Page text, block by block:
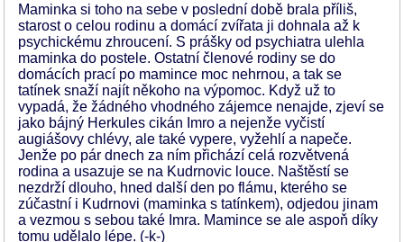
Maminka si toho na sebe v poslední době brala příliš,
starost o celou rodinu a domácí zvířata ji dohnala až k
psychickému zhroucení. S prášky od psychiatra ulehla
maminka do postele. Ostatní členové rodiny se do
domácích prací po mamince moc nehrnou, a tak se
tatínek snaží najít někoho na výpomoc. Když už to
vypadá, že žádného vhodného zájemce nenajde, zjeví se
jako bájný Herkules cikán Imro a nejenže vyčistí
augiášovy chlévy, ale také vypere, vyžehlí a napeče.
Jenže po pár dnech za ním přichází celá rozvětvená
rodina a usazuje se na Kudrnovic louce. Naštěstí se
nezdrží dlouho, hned další den po flámu, kterého se
zúčastní i Kudrnovi (maminka s tatínkem), odjedou jinam
a vezmou s sebou také Imra. Mamince se ale aspoň díky
tomu udělalo lépe. (-k-)